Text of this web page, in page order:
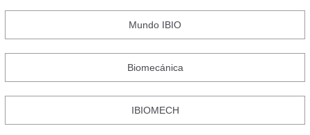
Mundo IBIO
Biomecánica
IBIOMECH